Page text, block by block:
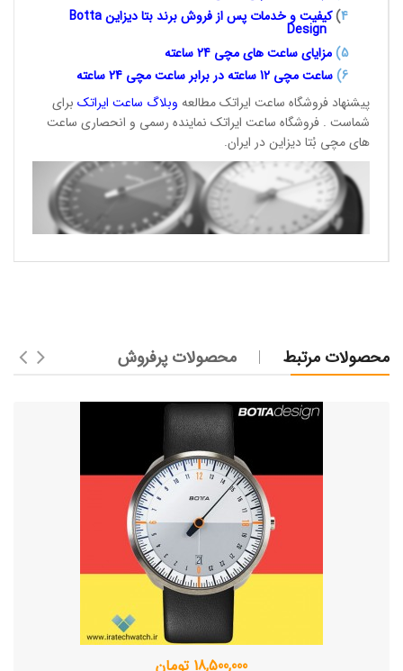
4
)کیفیت و خدمات پس از فروش برند بتا دیزاینBotta
Design
5) مزایای ساعت های مچی 24
ساعته
6) ساعت مچی 12 ساعته در برابر ساعت
مچی 24 ساعته
پیشنهاد فروشگاه ساعت ایراتک مطالعه وبلاگ ساعت ایراتک برای
شماست . فروشگاه ساعت ایراتک نماینده رسمی و انحصاری ساعت
های مچی بُتا دیزاین در ایران.
محصولات مرتبط محصولات پرفروش
18,500,000 تومان